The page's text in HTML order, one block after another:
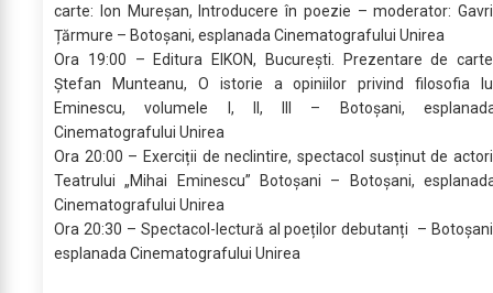
carte: Ion Mureșan, Introducere în poezie – moderator:
Țărmure – Botoșani, esplanada Cinematografului Unirea
Ora 19:00 – Editura EIKON, București. Prezentare de
Ștefan Munteanu, O istorie a opiniilor privind filosofia
Eminescu, volumele I, II, III – Botoșani,
Cinematografului Unirea
Ora 20:00 – Exerciții de neclintire, spectacol susținut de
Teatrului „Mihai Eminescu” Botoșani – Botoșani,
Cinematografului Unirea
Ora 20:30 – Spectacol-lectură al poeților debutanți –
esplanada Cinematografului Unirea